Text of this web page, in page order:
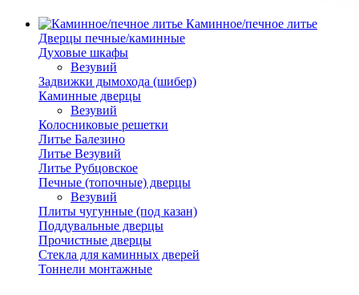
Каминное/печное литье
Дверцы печные/каминные
Духовые шкафы
Везувий
Задвижки дымохода (шибер)
Каминные дверцы
Везувий
Колосниковые решетки
Литье Балезино
Литье Везувий
Литье Рубцовское
Печные (топочные) дверцы
Везувий
Плиты чугунные (под казан)
Поддувальные дверцы
Прочистные дверцы
Стекла для каминных дверей
Тоннели монтажные